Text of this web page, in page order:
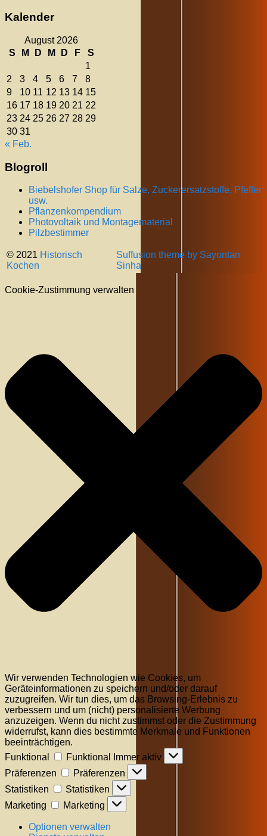
Kalender
August 2026
S
M D M D F
S
1
2
3 4 5 6 7
8
9
10 11 12 13 14 15
16 17 18 19 20 21 22
23 24 25 26 27 28 29
30 31
« Feb.
Blogroll
Biebelshofer Shop für Salze, Zuckerersatzstoffe, Pfeffer
usw.
Pflanzenkompendium
Photovoltaik und Montagematerial
Pilzbestimmer
© 2021 Historisch
Kochen
Suffusion theme by Sayontan
Sinha
Cookie-Zustimmung verwalten
Wir verwenden Technologien wie Cookies, um
Geräteinformationen zu speichern und/oder darauf
zuzugreifen. Wir tun dies, um das Browsing-Erlebnis zu
verbessern und um (nicht) personalisierte Werbung
anzuzeigen. Wenn du nicht zustimmst oder die Zustimmung
widerrufst, kann dies bestimmte Merkmale und Funktionen
beeinträchtigen.
Funktional
Funktional
Immer aktiv
Präferenzen
Präferenzen
Statistiken
Statistiken
Marketing
Marketing
Optionen verwalten